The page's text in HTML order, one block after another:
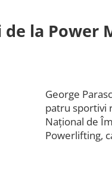
la Power
George
patru sportivi
Naţional de
Powerlifting,